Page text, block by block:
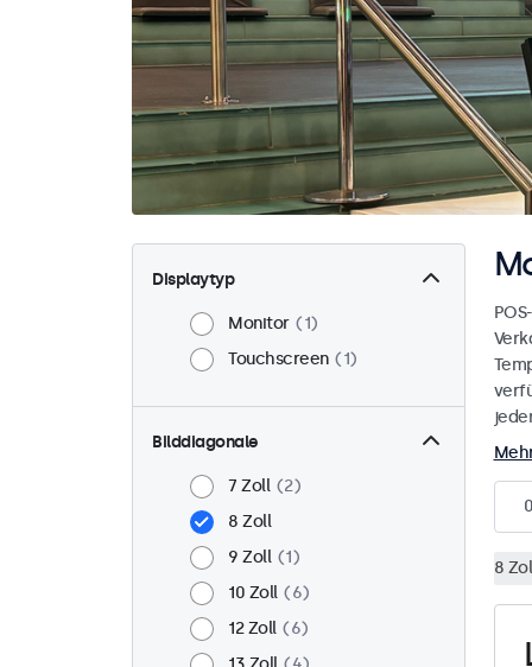
Displaytyp
Monitor
1
Touchscreen
1
Bilddiagonale
7 Zoll
2
8 Zoll
9 Zoll
1
10 Zoll
6
12 Zoll
6
0
8